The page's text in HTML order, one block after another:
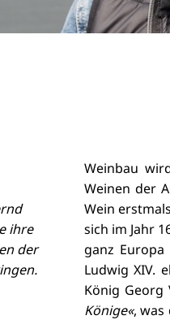
ihre
der
Weinbau
Weinen der
Wein
sich im Jahr
ganz
Ludwig XIV.
König Georg
Könige«, was